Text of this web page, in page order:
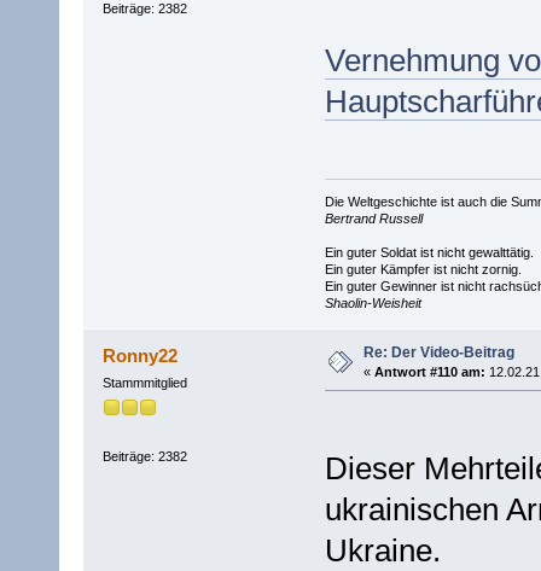
Beiträge: 2382
Vernehmung
Die Weltgeschichte ist auch die
Bertrand Russell
Ein guter Soldat ist nicht gewalttätig.
Ein guter Kämpfer ist nicht zornig.
Ein guter Gewinner ist nicht
Shaolin-Weisheit
Ronny22
Stammmitglied
Beiträge: 2382
Re: Der Video-Beitrag
« Antwort #110 am:
Dieser
ukrainischen
Ukraine.